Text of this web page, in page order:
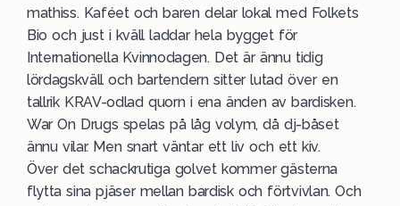
mathiss. Kaféet och baren delar lokal med Folkets
Bio och just i kväll laddar hela bygget för
Internationella Kvinnodagen. Det är ännu tidig
lördagskväll och bartendern sitter lutad över en
tallrik KRAV-odlad quorn i ena änden av bardisken.
War On Drugs spelas på låg volym, då dj-båset
ännu vilar. Men snart väntar ett liv och ett kiv.
Över det schackrutiga golvet kommer gästerna
flytta sina pjäser mellan bardisk och förtvivlan. Och